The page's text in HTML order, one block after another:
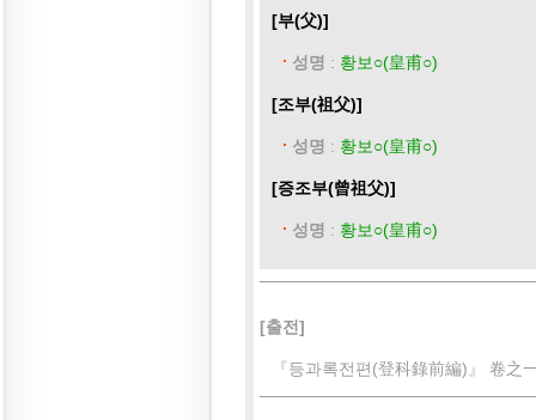
[부(父)]
성명 : 황보○(皇甫○)
[조부(祖父)]
성명 : 황보○(皇甫○)
[증조부(曾祖父)]
성명 : 황보○(皇甫○)
[출전]
『등과록전편(登科錄前編)』 卷